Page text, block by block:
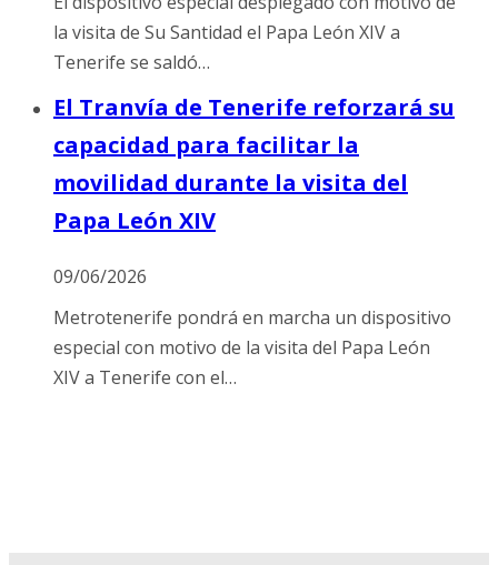
la visita de Su Santidad el Papa León XIV a
Tenerife se saldó…
El Tranvía de Tenerife reforzará su
capacidad para facilitar la
movilidad durante la visita del
Papa León XIV
09/06/2026
Metrotenerife pondrá en marcha un dispositivo
especial con motivo de la visita del Papa León
XIV a Tenerife con el…